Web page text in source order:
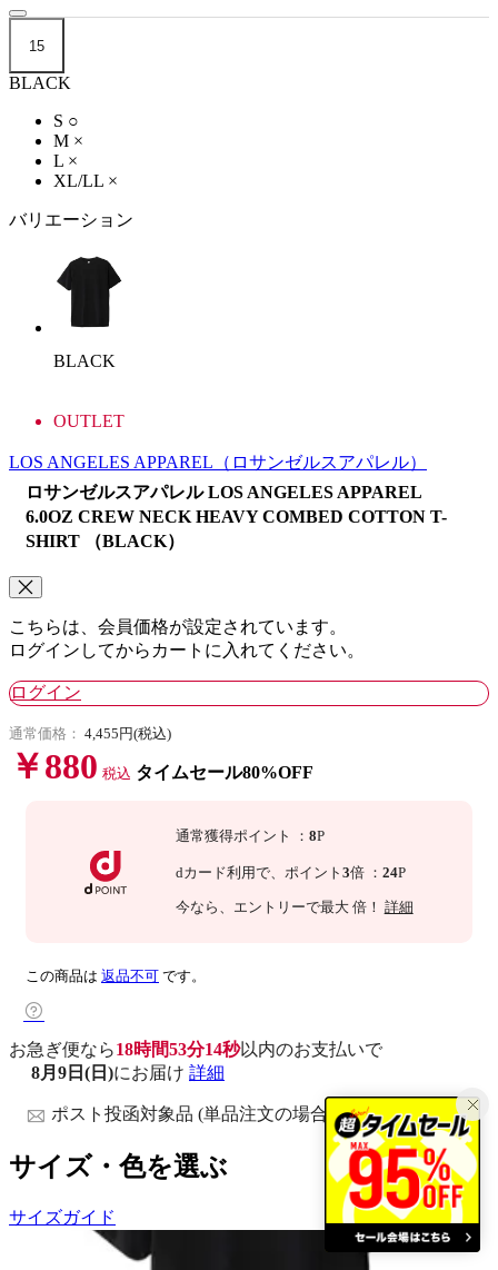
15
BLACK
S ○
M ×
L ×
XL/LL ×
バリエーション
BLACK
OUTLET
LOS ANGELES APPAREL （ロサンゼルスアパレル）
ロサンゼルスアパレル LOS ANGELES APPAREL
6.0OZ CREW NECK HEAVY COMBED COTTON T-
SHIRT （BLACK）
こちらは、会員価格が設定されています。
ログインしてからカートに入れてください。
ログイン
通常価格： 4,455円(税込)
￥880 税込 タイムセール80%OFF
通常獲得ポイント ： 8P
dカード利用で、 ポイント 3倍 ： 24P
今なら 、エントリーで最大 倍！ 詳細
この商品は 返品不可 です。
お急ぎ便なら18時間53分13秒以内のお支払いで
8月9日(日)にお届け 詳細
ポスト投函対象品 (単品注文の場合)
サイズ・色を選ぶ
サイズガイド